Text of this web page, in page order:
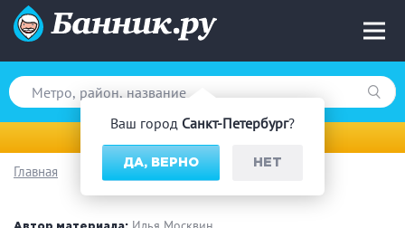
Ваш город Санкт-Петербург?
ДА, ВЕРНО НЕТ
Вид парной
Русская баня
Главная